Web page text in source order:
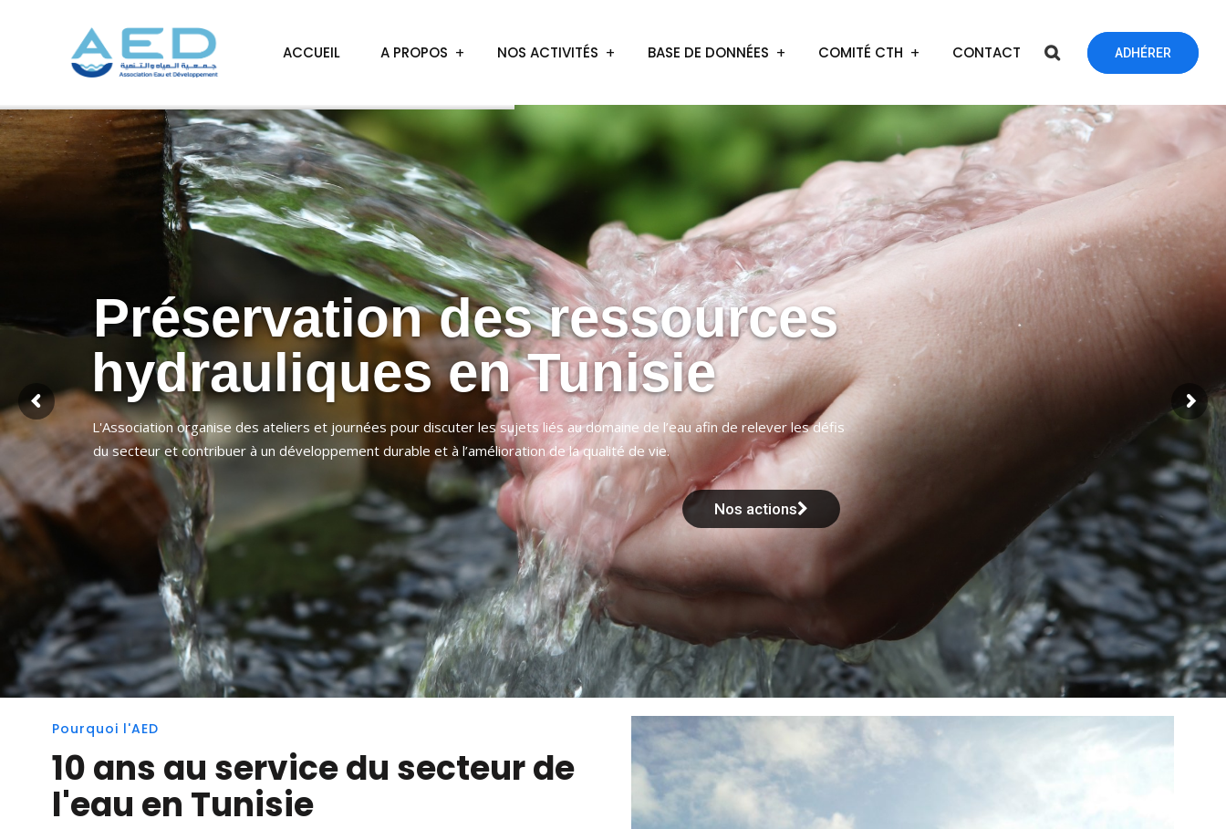
ACCUEIL A PROPOS NOS ACTIVITÉS BASE DE DONNÉES COMITÉ CTH CONTACT ADHÉRER
L'Association organise des ateliers et journées pour discuter les sujets liés au domaine de l’eau afin de relever les défis
du secteur et contribuer à un développement durable et à l’amélioration de la qualité de vie.
Nos actions
Préservation des ressources
hydrauliques en Tunisie
Pourquoi l'AED
10 ans au service du secteur de
l'eau en Tunisie